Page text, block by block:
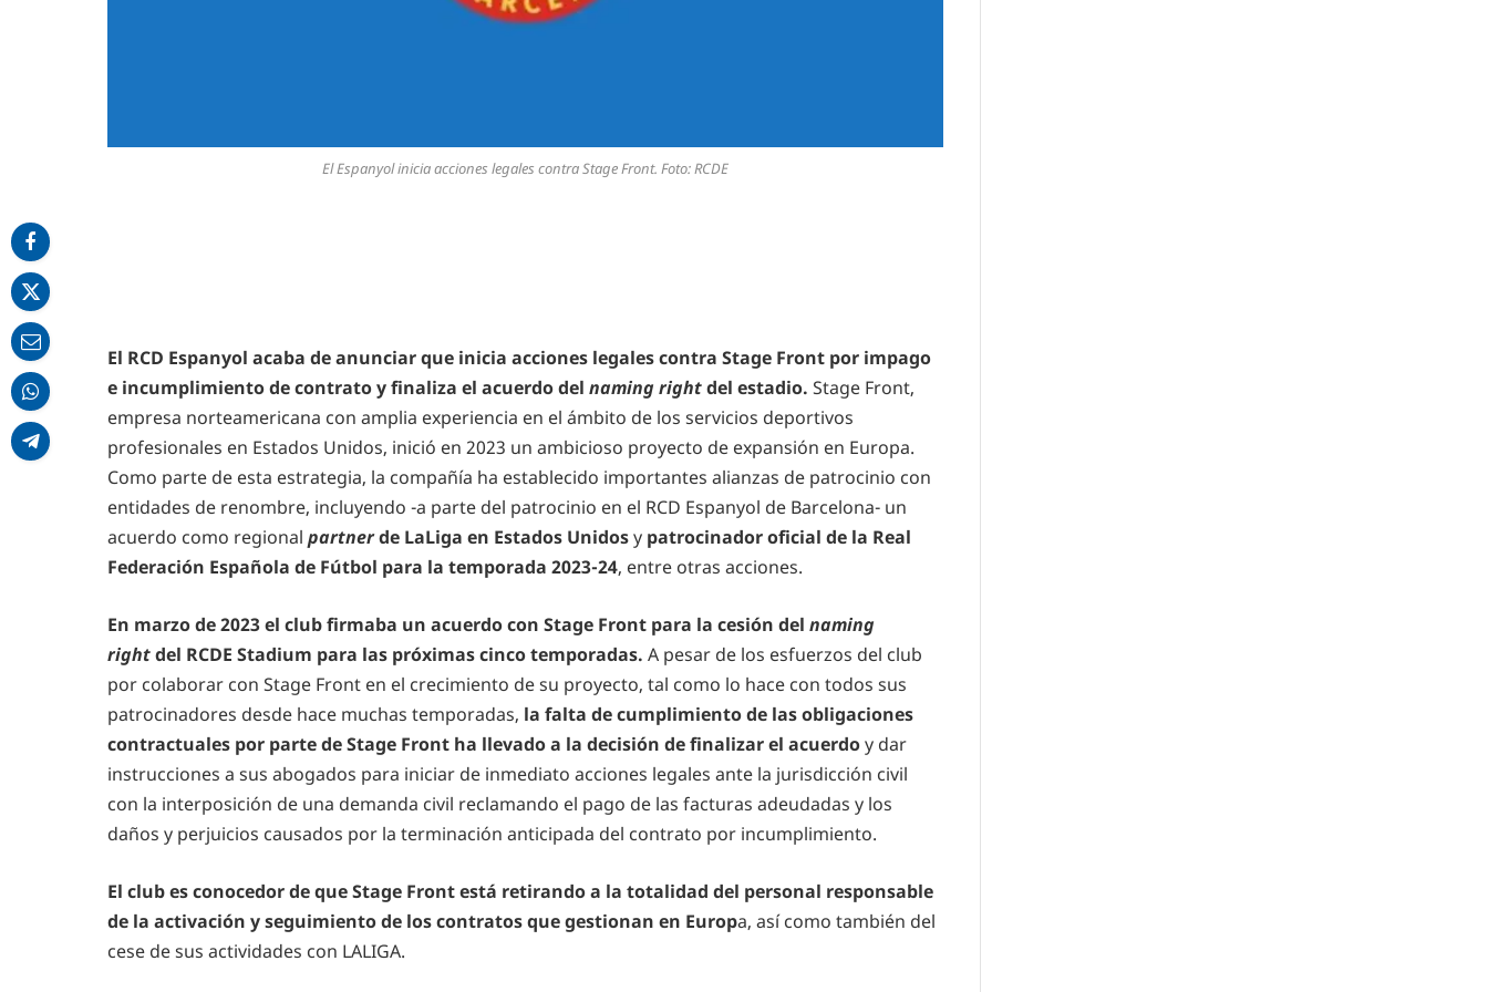
El Espanyol inicia acciones legales contra Stage Front. Foto: RCDE
El RCD Espanyol acaba de anunciar que inicia acciones legales contra Stage Front por impago
e incumplimiento de contrato y finaliza el acuerdo del naming rightdel estadio. Stage Front,
empresa norteamericana con amplia experiencia en el ámbito de los servicios deportivos
profesionales en Estados Unidos, inició en 2023 un ambicioso proyecto de expansión en Europa.
Como parte de esta estrategia, la compañía ha establecido importantes alianzas de patrocinio con
entidades de renombre, incluyendo -a parte del patrocinio en el RCD Espanyol de Barcelona- un
acuerdo como regional partnerde LaLiga en Estados Unidosy patrocinador oficial de la Real
Federación Española de Fútbol para la temporada 2023-24, entre otras acciones.
En marzo de 2023 el club firmaba un acuerdo con Stage Front para la cesión del naming
rightdel RCDE Stadium para las próximas cinco temporadas. A pesar de los esfuerzos del club
por colaborar con Stage Front en el crecimiento de su proyecto, tal como lo hace con todos sus
patrocinadores desde hace muchas temporadas, la falta de cumplimiento de las obligaciones
contractuales por parte de Stage Front ha llevado a la decisión de finalizar el acuerdoy dar
instrucciones a sus abogados para iniciar de inmediato acciones legales ante la jurisdicción civil
con la interposición de una demanda civil reclamando el pago de las facturas adeudadas y los
daños y perjuicios causados por la terminación anticipada del contrato por incumplimiento.
El club es conocedor de que Stage Front está retirando a la totalidad del personal responsable
de la activación y seguimiento de los contratos que gestionan en Europa, así como también del
cese de sus actividades con LALIGA.